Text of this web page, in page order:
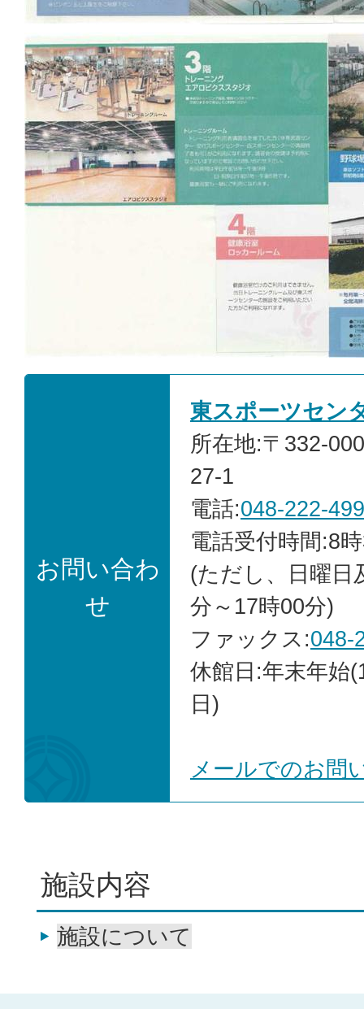
お問い合わ
せ
東スポーツセン
所在地:〒332-
27-1
電話:048-222-
電話受付時間:8
(ただし、日曜日
分～17時00分)
ファックス:048-
休館日:年末年始
日)
メールでのお問
施設内容
施設について